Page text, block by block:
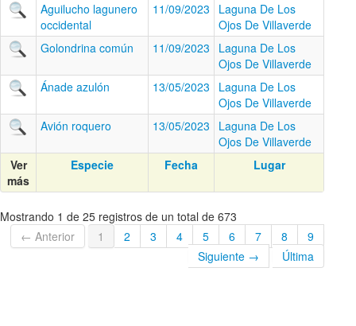
Aguilucho lagunero
occidental
11/09/2023
Laguna De Los
Ojos De Villaverde
Golondrina común
11/09/2023
Laguna De Los
Ojos De Villaverde
Ánade azulón
13/05/2023
Laguna De Los
Ojos De Villaverde
Avión roquero
13/05/2023
Laguna De Los
Ojos De Villaverde
Ver
más
Especie Fecha Lugar
Mostrando 1 de 25 registros de un total de 673
← Anterior
1 2 3 4 5 6 7 8
9
Siguiente →
Última